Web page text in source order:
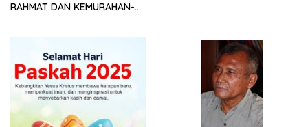
RAHMAT DAN KEMURAHAN-